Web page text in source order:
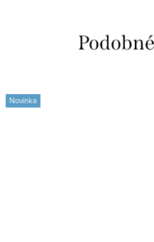
Novinka